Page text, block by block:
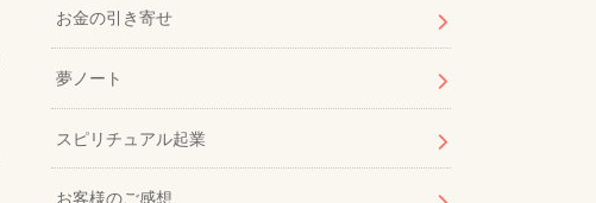
お金の引き寄せ
夢ノート
スピリチュアル起業
お客様のご感想